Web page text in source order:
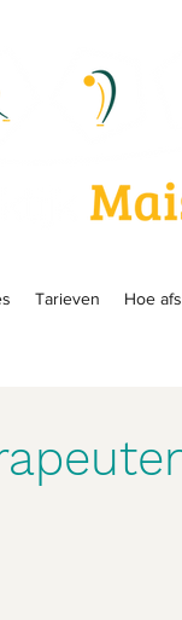
Tarieven Hoe